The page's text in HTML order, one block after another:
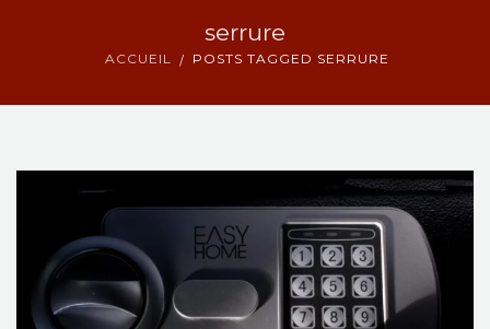
CONTACT
serrure
ACCUEIL POSTS TAGGED SERRURE